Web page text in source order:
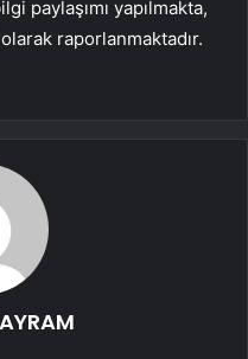
paylaşımı yapılmakta,
raporlanmaktadır.